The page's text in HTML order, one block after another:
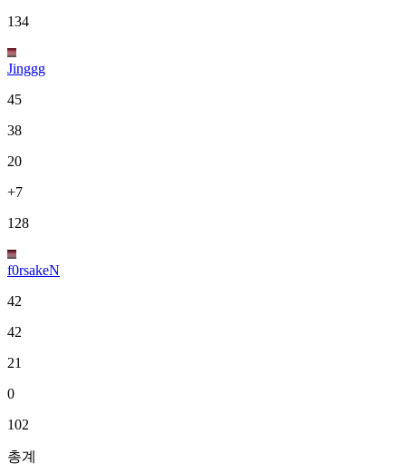
134
Jinggg
45
38
20
+7
128
f0rsakeN
42
42
21
0
102
총계